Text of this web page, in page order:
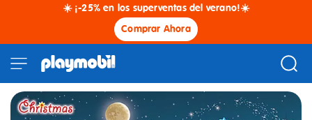
☀️ ¡-25% en los superventas del verano!☀️
Comprar Ahora